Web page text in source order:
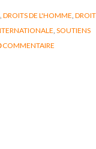
, DROITS DE L'HOMME,
, SOUTIENS
COMMENTAIRE